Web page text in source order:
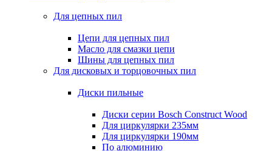
Для цепных пил
Цепи для цепных пил
Масло для смазки цепи
Шины для цепных пил
Для дисковых и торцовочных пил
Диски пильные
Диски серии Bosch Construct Wood
Для циркулярки 235мм
Для циркулярки 190мм
По алюминию